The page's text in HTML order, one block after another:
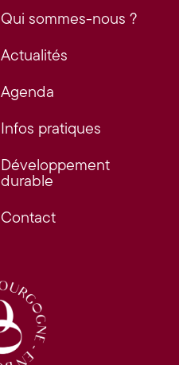
Qui sommes-nous ?
Actualités
Agenda
Infos pratiques
Développement
durable
Contact